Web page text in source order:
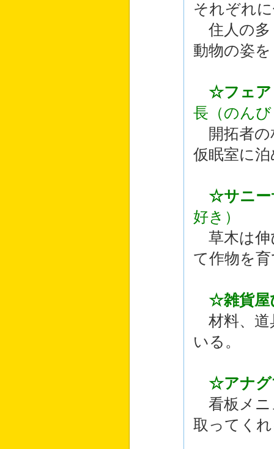
それぞれ
住人の多
動物の姿
☆フェア
長（のん
開拓者の
仮眠室に
☆サニー
好き）
草木は伸
て作物を
☆雑貨屋
材料、道
いる。
☆アナグ
看板メニ
取ってく